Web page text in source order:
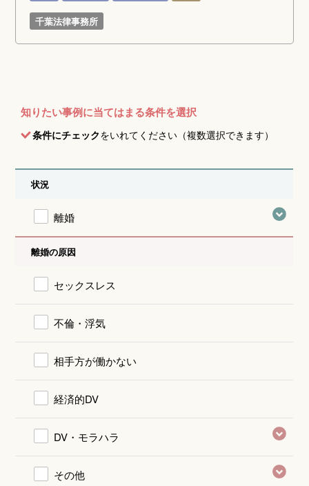
千葉法律事務所
知りたい事例に当てはまる条件を選択
条件にチェックをいれてください（複数選択できます）
状況
離婚
離婚の原因
セックスレス
不倫・浮気
相手方が働かない
経済的DV
DV・モラハラ
その他